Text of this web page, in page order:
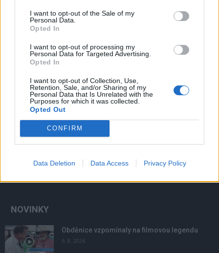
I want to opt-out of the Sale of my
Personal Data.
Opted In
I want to opt-out of processing my
Personal Data for Targeted Advertising.
Opted In
I want to opt-out of Collection, Use,
Retention, Sale, and/or Sharing of my
Personal Data that Is Unrelated with the
Purposes for which it was collected.
Opted Out
CONFIRM
Data Deletion Data Access Privacy Policy
NOVINKY
Obděnice vzpomínaly na filmovou legendu
6. 8. 2026